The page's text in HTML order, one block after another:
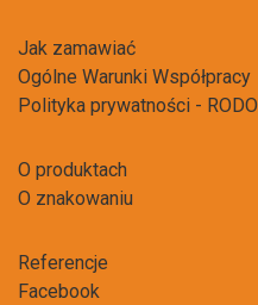
Jak zamawiać
Ogólne Warunki Współpracy
Polityka prywatności - RODO
O produktach
O znakowaniu
Referencje
Facebook